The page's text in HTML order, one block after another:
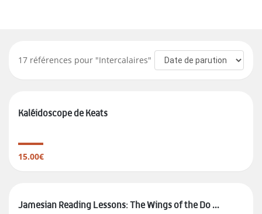
17 références pour "Intercalaires"
Kaléidoscope de Keats
15.00€
Jamesian Reading Lessons: The Wings of the Do ...